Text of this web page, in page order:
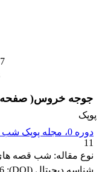
جوجه خروس( صفحه
پوپک
دوره 0، مجله پوپک شب قصه های قرآنی
11
نوع مقاله: شب قصه
شناسه دیجیتال (DOI):